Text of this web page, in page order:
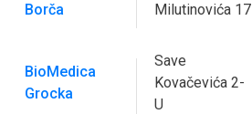
Borča
Milutinovića 17
BioMedica
Grocka
Save
Kovačevića 2-
U